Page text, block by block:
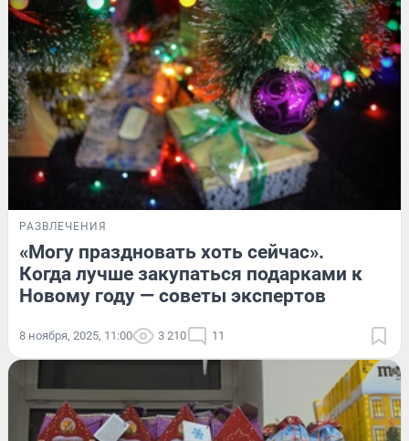
РАЗВЛЕЧЕНИЯ
«Могу праздновать хоть сейчас».
Когда лучше закупаться подарками к
Новому году — советы экспертов
8 ноября, 2025, 11:00 3 210 11